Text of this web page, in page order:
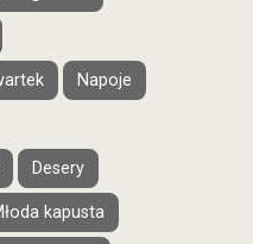
Napoje
Desery
kapusta